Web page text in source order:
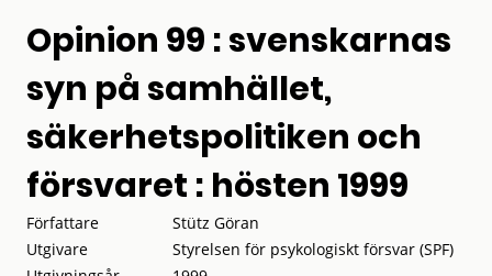
Opinion 99 : svenskarnas
syn på samhället,
säkerhetspolitiken och
försvaret : hösten 1999
Författare
Stütz Göran
Utgivare
Styrelsen för psykologiskt försvar (SPF)